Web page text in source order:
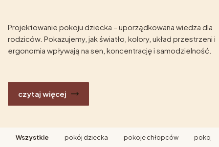
Projektowanie pokoju dziecka – uporządkowana wiedza dla
rodziców. Pokazujemy, jak światło, kolory, układ przestrzeni i
ergonomia wpływają na sen, koncentrację i samodzielność.
czytaj więcej
Wszystkie pokój dziecka pokoje chłopców pokoje